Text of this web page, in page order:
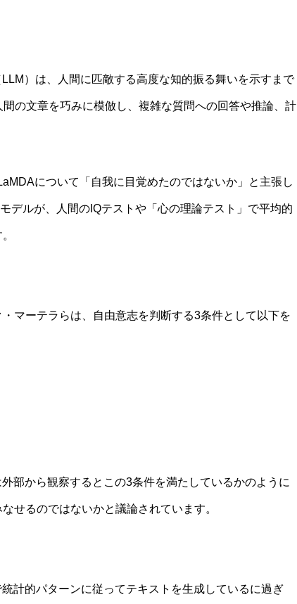
）は、人間に匹敵する高度な知的振る舞いを示すまで
の文章を巧みに模倣し、複雑な質問への回答や推論、計
について「自我に目覚めたのではないか」と主張し
デルが、人間のIQテストや「心の理論テスト」で平均的
マーテラらは、自由意志を判断する3条件として以下を
部から観察するとこの3条件を満たしているかのように
せるのではないかと議論されています。
計的パターンに従ってテキストを生成しているに過ぎ